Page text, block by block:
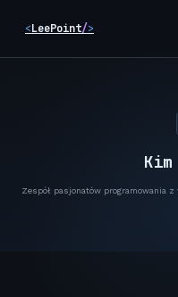
content
<LeePoint/>
Zespół pasjonatów programowania